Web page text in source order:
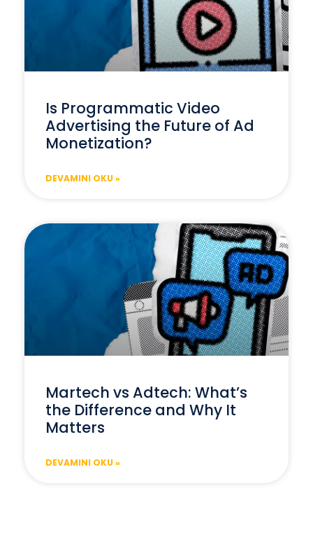
Is Programmatic Video
Advertising the Future of Ad
Monetization?
DEVAMINI OKU »
Martech vs Adtech: What’s
the Difference and Why It
Matters
DEVAMINI OKU »